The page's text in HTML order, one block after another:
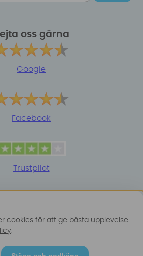
oss gärna
Google
Facebook
Trustpilot
cookies för att ge bästa upplevelse
.